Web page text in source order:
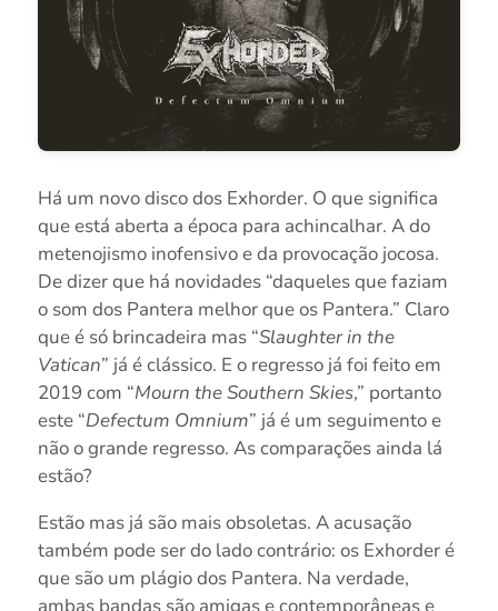
Há um novo disco dos Exhorder. O que significa
que está aberta a época para achincalhar. A do
metenojismo inofensivo e da provocação jocosa.
De dizer que há novidades “daqueles que faziam
o som dos Pantera melhor que os Pantera.” Claro
que é só brincadeira mas “Slaughter in the
Vatican” já é clássico. E o regresso já foi feito em
2019 com “Mourn the Southern Skies,” portanto
este “Defectum Omnium” já é um seguimento e
não o grande regresso. As comparações ainda lá
estão?
Estão mas já são mais obsoletas. A acusação
também pode ser do lado contrário: os Exhorder é
que são um plágio dos Pantera. Na verdade,
ambas bandas são amigas e contemporâneas e